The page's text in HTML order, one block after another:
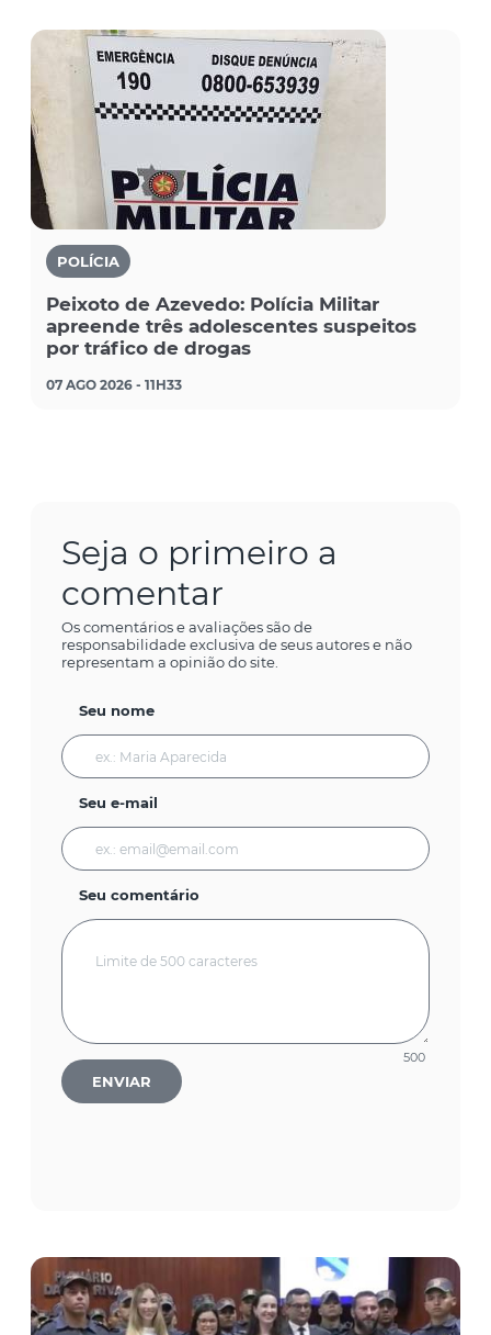
POLÍCIA
Peixoto de Azevedo: Polícia Militar
apreende três adolescentes suspeitos
por tráfico de drogas
07 AGO 2026 - 11H33
Seja o primeiro a
comentar
Os comentários e avaliações são de
responsabilidade exclusiva de seus autores e não
representam a opinião do site.
Seu nome
Seu e-mail
Seu comentário
500
ENVIAR